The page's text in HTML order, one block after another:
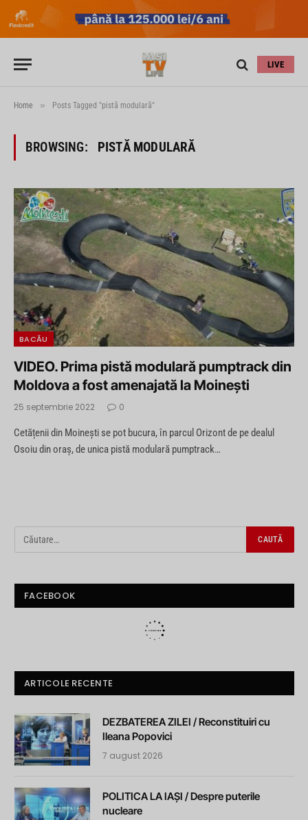
LIVE
Home » Posts Tagged "pistă modulară"
BROWSING: PISTĂ MODULARĂ
BACĂU
VIDEO. Prima pistă modulară pumptrack din
Moldova a fost amenajată la Moinești
25 septembrie 2022 0
Cetățenii din Moinești se pot bucura, în parcul Orizont de pe dealul
Osoiu din oraș, de unica pistă modulară pumptrack…
FACEBOOK
ARTICOLE RECENTE
DEZBATEREA ZILEI / Reconstituiri cu
Ileana Popovici
7 august 2026
POLITICA LA IAȘI / Despre puterile
nucleare